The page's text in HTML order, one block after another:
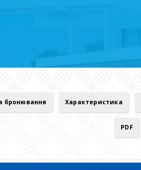
бронювання Характеристика
PDF